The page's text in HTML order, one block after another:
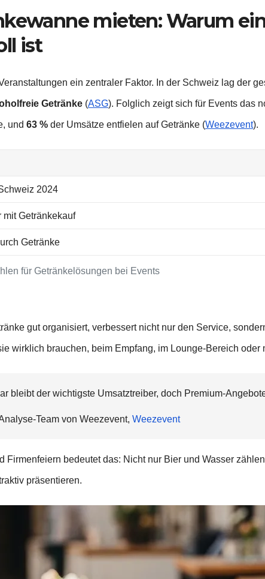
mieten: Warum
ist
ein zentraler Faktor. In der Schweiz lag der
Getränke (ASG). Folglich zeigt sich für Events das
und 63 % der Umsätze entfielen auf Getränke (Weezevent).
für Getränkelösungen bei Events
2024
mit Getränkekauf
Getränke
gut organisiert, verbessert nicht nur den Service,
wirklich brauchen, beim Empfang, im Lounge-Bereich oder
bleibt der wichtigste Umsatztreiber, doch Premium-
Team von Weezevent, Weezevent
Firmenfeiern bedeutet das: Nicht nur Bier und Wasser
präsentieren.